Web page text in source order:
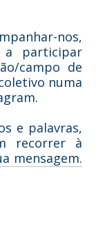
nos,
a participar
campo de
numa
e palavras,
recorrer à
mensagem.